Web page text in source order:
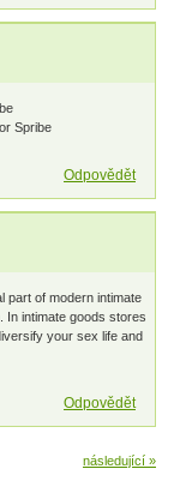
Spribe
Odpovědět
part of modern intimate
In intimate goods stores
your sex life and
Odpovědět
následující »